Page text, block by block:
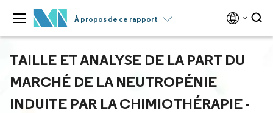
À propos de ce rapport
TAILLE ET ANALYSE DE LA PART DU
MARCHÉ DE LA NEUTROPÉNIE
INDUITE PAR LA CHIMIOTHÉRAPIE -